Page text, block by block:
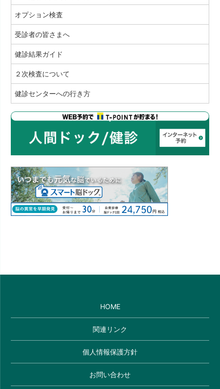
オプション検査
受診者の皆さまへ
健診結果ガイド
２次検査について
健診センターへの行き方
HOME
関連リンク
個人情報保護方針
お問い合わせ